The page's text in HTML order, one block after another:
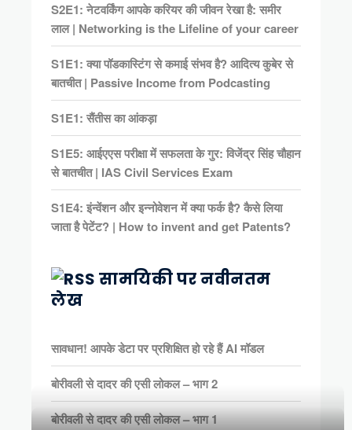
S2E1: नेटवर्किंग आपके करियर की जीवन रेखा है: समीर
लाल | Networking is the Lifeline of your career
S1E1: क्या पॉडकास्टिंग से कमाई संभव है? आदित्य कुबेर से
बातचीत | Passive Income from Podcasting
S1E1: सैंतीस का आंकड़ा
S1E5: आईएएस परीक्षा में सफलता के गुर: विजेंद्र सिंह चौहान
से बातचीत | IAS Civil Services Exam
S1E4: इंन्वेंशन और इन्नोवेशन में क्या फर्क है? कैसे लिया
जाता है पेटेंट? | How to invent and get Patents?
सामयिकी पर नवीनतम
लेख
सावधान! आपके डेटा पर प्रशिक्षित हो रहे हैं AI मॉडल
बोरीवली से दादर की एसी लोकल – भाग 2
बोरीवली से दादर की एसी लोकल – भाग 1